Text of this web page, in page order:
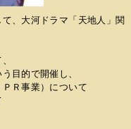
、大河ドラマ「天地人」関
目的で開催し、
Ｒ事業）について